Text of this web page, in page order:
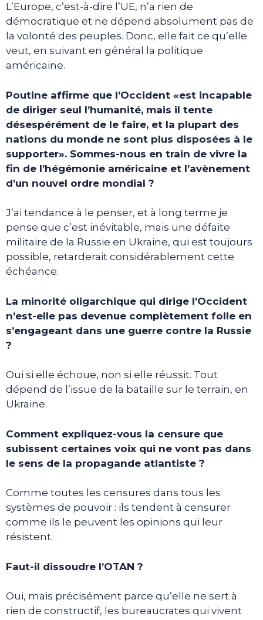
L’Europe, c’est-à-dire l’UE, n’a rien de
démocratique et ne dépend absolument pas de
la volonté des peuples. Donc, elle fait ce qu’elle
veut, en suivant en général la politique
américaine.
Poutine affirme que l’Occident «est incapable
de diriger seul l’humanité, mais il tente
désespérément de le faire, et la plupart des
nations du monde ne sont plus disposées à le
supporter». Sommes-nous en train de vivre la
fin de l’hégémonie américaine et l’avènement
d’un nouvel ordre mondial ?
J’ai tendance à le penser, et à long terme je
pense que c’est inévitable, mais une défaite
militaire de la Russie en Ukraine, qui est toujours
possible, retarderait considérablement cette
échéance.
La minorité oligarchique qui dirige l’Occident
n’est-elle pas devenue complètement folle en
s’engageant dans une guerre contre la Russie
?
Oui si elle échoue, non si elle réussit. Tout
dépend de l’issue de la bataille sur le terrain, en
Ukraine.
Comment expliquez-vous la censure que
subissent certaines voix qui ne vont pas dans
le sens de la propagande atlantiste ?
Comme toutes les censures dans tous les
systèmes de pouvoir : ils tendent à censurer
comme ils le peuvent les opinions qui leur
résistent.
Faut-il dissoudre l’OTAN ?
Oui, mais précisément parce qu’elle ne sert à
rien de constructif, les bureaucrates qui vivent